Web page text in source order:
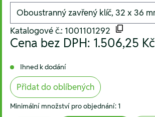
Katalogové č.: 1001101292
Cena bez DPH: 1.506,25 Kč
Ihned k dodání
Přidat do oblíbených
Minimální množství pro objednání: 1